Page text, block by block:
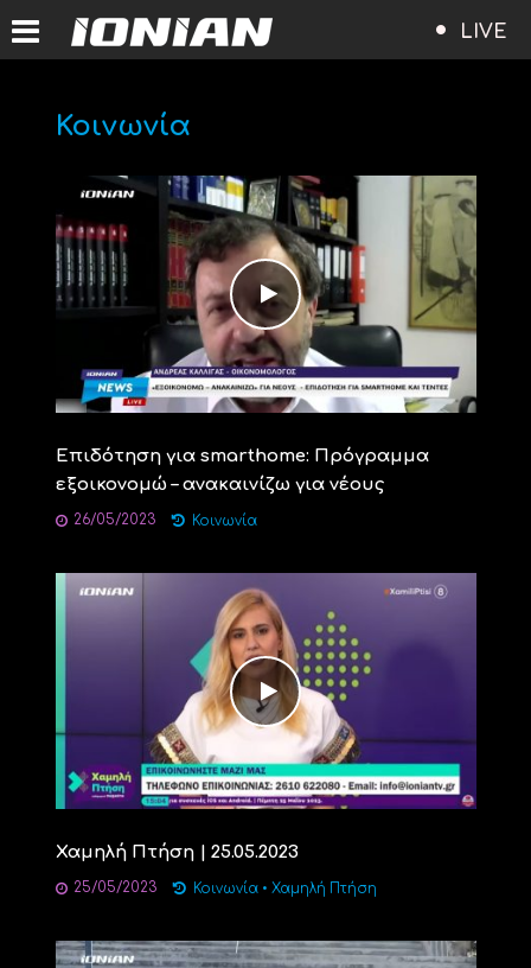
LIVE
Κοινωνία
Επιδότηση για smarthome: Πρόγραμμα
εξοικονομώ – ανακαινίζω για νέους
26/05/2023 Κοινωνία
Χαμηλή Πτήση | 25.05.2023
25/05/2023 Κοινωνία • Χαμηλή Πτήση